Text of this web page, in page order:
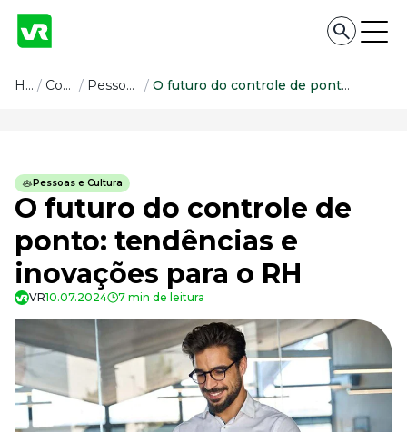
Conteúdo
Todas as categorias
Confira nossos conteúdos
Empreendedorismo
Impulsione o seu negócio
Legislação
Fique por dentro da lei
Aprimore a cultura organizacional
Educação Financeira
Saiba como gerenciar o seu dinheiro
Para o Trabalhador
Tudo para facilitar a rotina
Home / Conteúdo / Pessoas e Cultura / O futuro do controle de ponto: tendências e inovações para o RH
Pessoas e Cultura
O futuro do controle de
ponto: tendências e
inovações para o RH
VR10.07.2024 7 min de leitura